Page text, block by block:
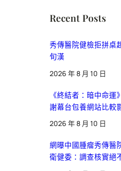
Recent Posts
秀傳醫院健檢拒拼桌
旬漢
2026 年 8 月 10 日
《終結者：暗中命運
謝幕台包養網站比較
2026 年 8 月 10 日
網曝中國腫瘤秀傳醫
衛健委：調查核實絕